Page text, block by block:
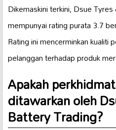
Dikemaskini terkini, Dsue
mempunyai rating purata 3.7
Rating ini mencerminkan kualiti
pelanggan terhadap produk
Apakah
ditawarkan oleh
Battery Trading?